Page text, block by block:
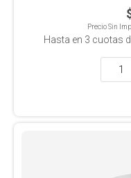
Precio Sin
Hasta en 3 cuotas